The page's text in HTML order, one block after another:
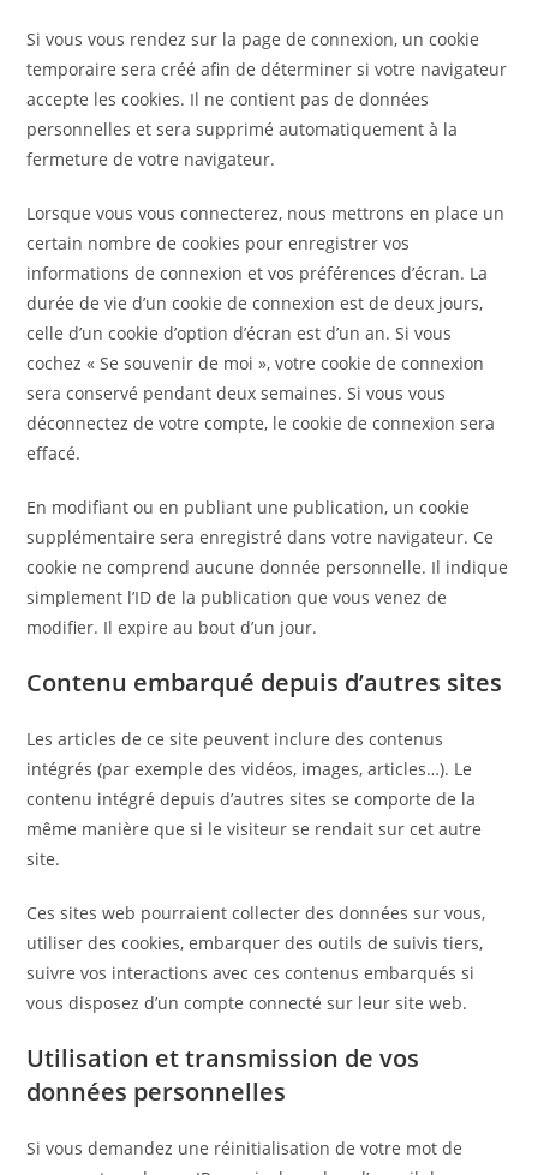
Si vous vous rendez sur la page de connexion, un cookie
temporaire sera créé afin de déterminer si votre navigateur
accepte les cookies. Il ne contient pas de données
personnelles et sera supprimé automatiquement à la
fermeture de votre navigateur.
Lorsque vous vous connecterez, nous mettrons en place un
certain nombre de cookies pour enregistrer vos
informations de connexion et vos préférences d’écran. La
durée de vie d’un cookie de connexion est de deux jours,
celle d’un cookie d’option d’écran est d’un an. Si vous
cochez « Se souvenir de moi », votre cookie de connexion
sera conservé pendant deux semaines. Si vous vous
déconnectez de votre compte, le cookie de connexion sera
effacé.
En modifiant ou en publiant une publication, un cookie
supplémentaire sera enregistré dans votre navigateur. Ce
cookie ne comprend aucune donnée personnelle. Il indique
simplement l’ID de la publication que vous venez de
modifier. Il expire au bout d’un jour.
Contenu embarqué depuis d’autres sites
Les articles de ce site peuvent inclure des contenus
intégrés (par exemple des vidéos, images, articles…). Le
contenu intégré depuis d’autres sites se comporte de la
même manière que si le visiteur se rendait sur cet autre
site.
Ces sites web pourraient collecter des données sur vous,
utiliser des cookies, embarquer des outils de suivis tiers,
suivre vos interactions avec ces contenus embarqués si
vous disposez d’un compte connecté sur leur site web.
Utilisation et transmission de vos
données personnelles
Si vous demandez une réinitialisation de votre mot de